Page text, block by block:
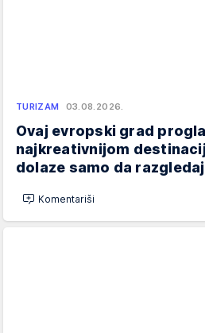
TURIZAM 03.08.2026.
Ovaj evropski grad
najkreativnijom
dolaze samo da
Komentariši